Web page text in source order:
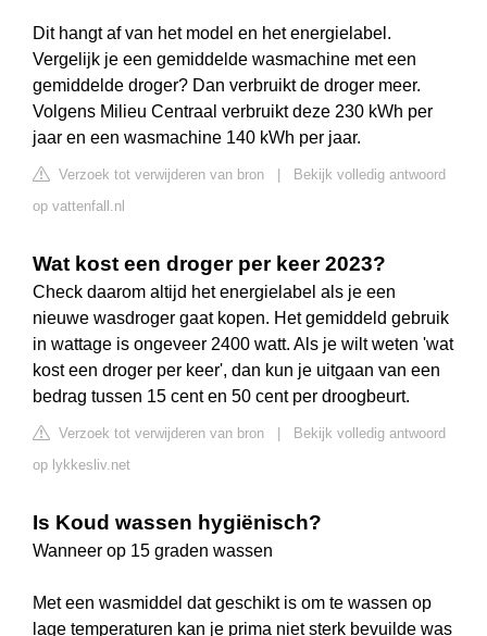
Dit hangt af van het model en het energielabel.
Vergelijk je een gemiddelde wasmachine met een
gemiddelde droger? Dan verbruikt de droger meer.
Volgens Milieu Centraal verbruikt deze 230 kWh per
jaar en een wasmachine 140 kWh per jaar.
Verzoek tot verwijderen van bron
Bekijk volledig antwoord
op vattenfall.nl
Wat kost een droger per keer 2023?
Check daarom altijd het energielabel als je een
nieuwe wasdroger gaat kopen. Het gemiddeld gebruik
in wattage is ongeveer 2400 watt. Als je wilt weten 'wat
kost een droger per keer', dan kun je uitgaan van een
bedrag tussen 15 cent en 50 cent per droogbeurt.
Verzoek tot verwijderen van bron
Bekijk volledig antwoord
op lykkesliv.net
Is Koud wassen hygiënisch?
Wanneer op 15 graden wassen
Met een wasmiddel dat geschikt is om te wassen op
lage temperaturen kan je prima niet sterk bevuilde was